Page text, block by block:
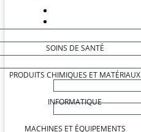
SOINS DE SANTÉ
PRODUITS CHIMIQUES ET MATÉRIAUX
INFORMATIQUE
MACHINES ET ÉQUIPEMENTS